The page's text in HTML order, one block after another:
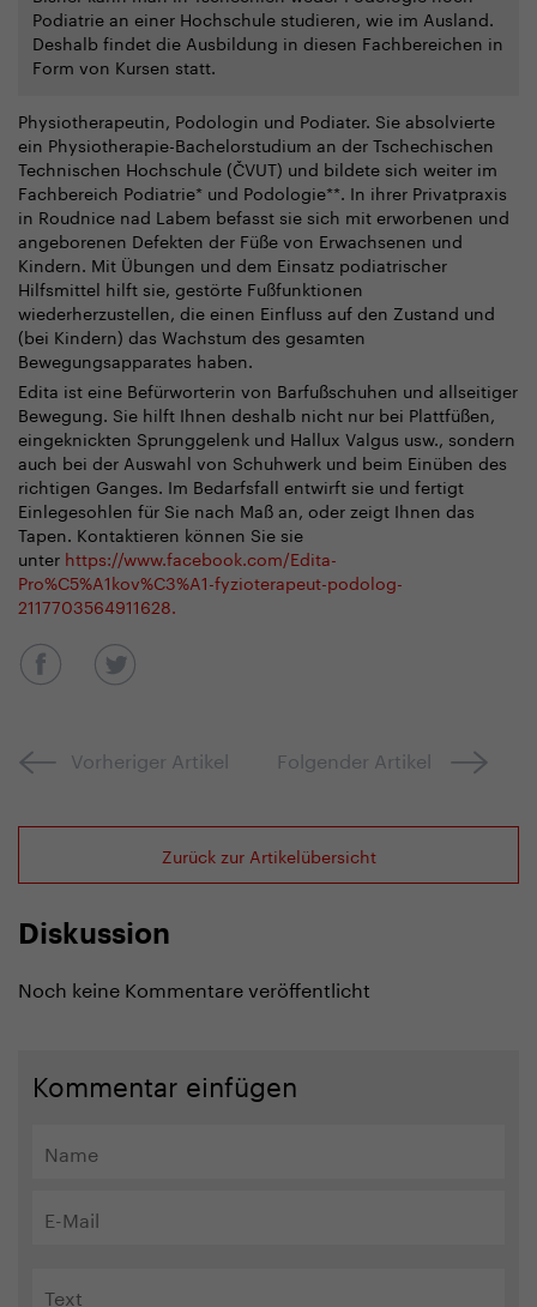
Podiatrie an einer Hochschule studieren, wie im Ausland.
Deshalb findet die Ausbildung in diesen Fachbereichen in
Form von Kursen statt.
Physiotherapeutin, Podologin und Podiater. Sie absolvierte
ein Physiotherapie-Bachelorstudium an der Tschechischen
Technischen Hochschule (ČVUT) und bildete sich weiter im
Fachbereich Podiatrie* und Podologie**. In ihrer Privatpraxis
in Roudnice nad Labem befasst sie sich mit erworbenen und
angeborenen Defekten der Füße von Erwachsenen und
Kindern. Mit Übungen und dem Einsatz podiatrischer
Hilfsmittel hilft sie, gestörte Fußfunktionen
wiederherzustellen, die einen Einfluss auf den Zustand und
(bei Kindern) das Wachstum des gesamten
Bewegungsapparates haben.
Edita ist eine Befürworterin von Barfußschuhen und allseitiger
Bewegung. Sie hilft Ihnen deshalb nicht nur bei Plattfüßen,
eingeknickten Sprunggelenk und Hallux Valgus usw., sondern
auch bei der Auswahl von Schuhwerk und beim Einüben des
richtigen Ganges. Im Bedarfsfall entwirft sie und fertigt
Einlegesohlen für Sie nach Maß an, oder zeigt Ihnen das
Tapen. Kontaktieren können Sie sie
unter https://www.facebook.com/Edita-
Pro%C5%A1kov%C3%A1-fyzioterapeut-podolog-
2117703564911628.
Vorheriger Artikel Folgender Artikel
Zurück zur Artikelübersicht
Diskussion
Noch keine Kommentare veröffentlicht
Kommentar einfügen